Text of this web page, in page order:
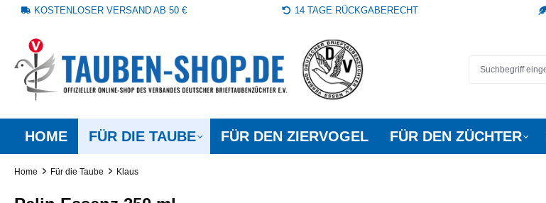
Zur Hauptnavigation springen
KOSTENLOSER VERSAND AB 50 € 14 TAGE RÜCKGABERECHT
HOME FÜR DIE TAUBE FÜR DEN ZIERVOGEL FÜR DEN ZÜCHTER
Home Für die Taube Klaus